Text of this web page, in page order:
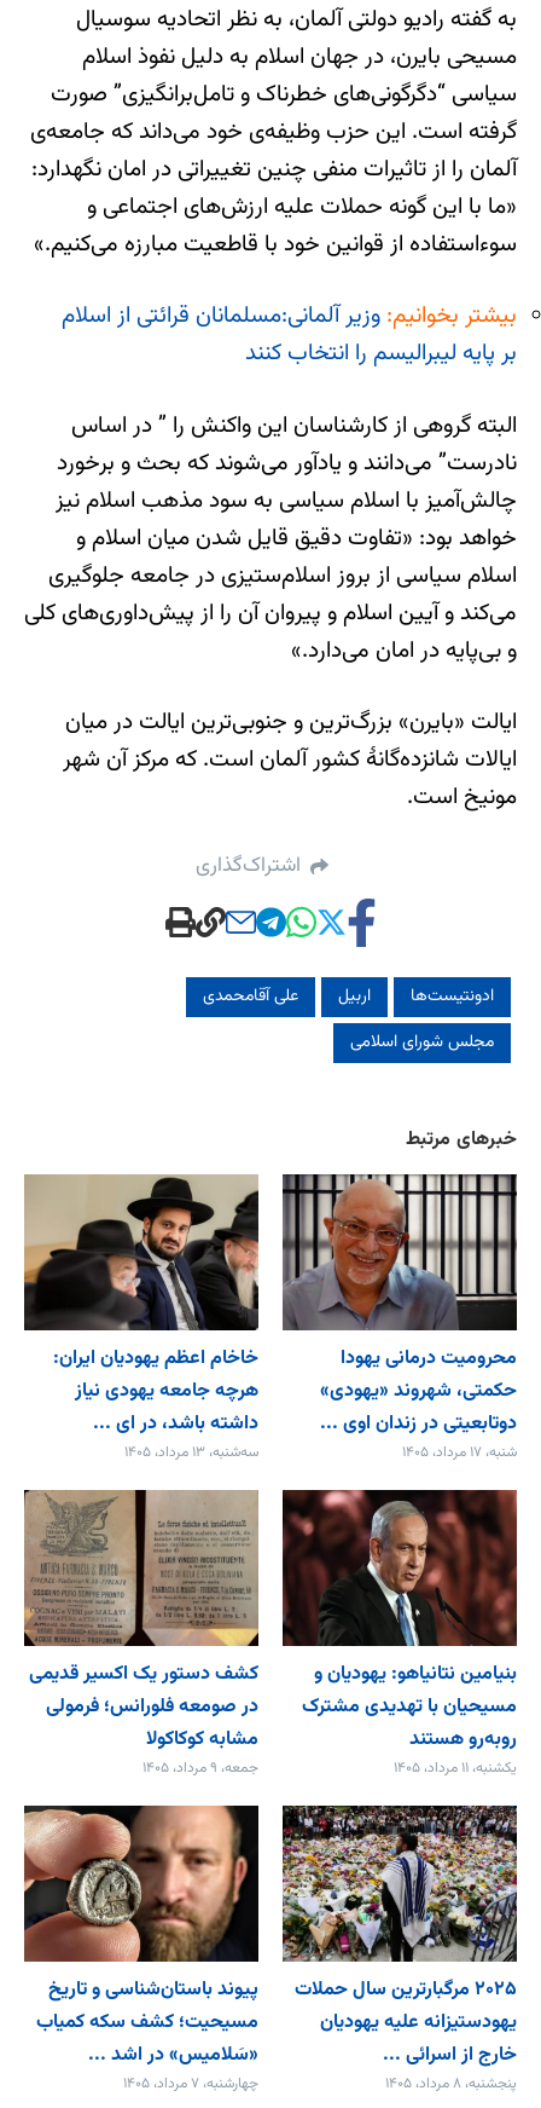
به گفته رادیو دولتی آلمان، به نظر اتحادیه سوسیال
مسیحی بایرن، در جهان اسلام به دلیل نفوذ اسلام
سیاسی “دگرگونی‌های خطرناک و تامل‌برانگیزی” صورت
گرفته است. این حزب وظیفه‌ی خود می‌داند که جامعه‌ی
آلمان را از تاثیرات منفی چنین تغییراتی در امان نگهدارد:
«ما با این گونه حملات علیه ارزش‌های اجتماعی و
سوء‌استفاده از قوانین خود با قاطعیت مبارزه می‌کنیم.»
بیشتر بخوانیم: وزیر آلمانی:مسلمانان قرائتی از اسلام
بر پایه لیبرالیسم را انتخاب کنند
البته گروهی از کارشناسان این واکنش را ” در اساس
نادرست” می‌دانند و یادآور می‌شوند که بحث و برخورد
چالش‌آمیز با اسلام سیاسی به سود مذهب اسلام نیز
خواهد بود: «تفاوت دقیق قايل شدن میان اسلام و
اسلام سیاسی از بروز اسلام‌ستیزی در جامعه جلوگیری
می‌کند و آیین اسلام و پیروان آن را از پیش‌داوری‌های کلی
و بی‌پایه در امان می‌دارد.»
ایالت «بایرن» بزرگ‌ترین و جنوبی‌ترین ایالت در میان
ایالات شانزده‌گانهٔ کشور آلمان است. که مرکز آن شهر
مونیخ است.
اشتراک‌گذاری
ادونتیست‌ها اربیل
علی آقامحمدی
مجلس شورای اسلامی
خبرهای مرتبط
محرومیت درمانی یهودا
حکمتی، شهروند «یهودی»
دوتابعیتی در زندان اوی ...
شنبه، ۱۷ مرداد، ۱۴۰۵
خاخام اعظم یهودیان ایران:
هرچه جامعه یهودی نیاز
داشته باشد، در ای ...
سه‌شنبه، ۱۳ مرداد، ۱۴۰۵
بنیامین نتانیاهو: یهودیان و
مسیحیان با تهدیدی مشترک
روبه‌رو هستند
یکشنبه، ۱۱ مرداد، ۱۴۰۵
کشف دستور یک اکسیر قدیمی
در صومعه فلورانس؛ فرمولی
مشابه کوکاکولا
جمعه، ۹ مرداد، ۱۴۰۵
۲۰۲۵ مرگبارترین سال حملات
یهودستیزانه علیه یهودیان
خارج از اسرائی ...
پنجشنبه، ۸ مرداد، ۱۴۰۵
پیوند باستان‌شناسی و تاریخ
مسیحیت؛ کشف سکه کمیاب
«سَلامیس» در اشد ...
چهارشنبه، ۷ مرداد، ۱۴۰۵